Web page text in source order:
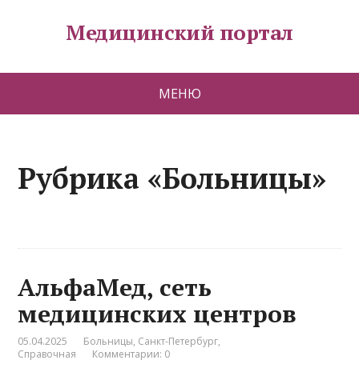
Медицинский портал
МЕНЮ
Рубрика «Больницы»
АльфаМед, сеть
медицинских центров
05.04.2025 Больницы, Санкт-Петербург,
Справочная
Комментарии: 0